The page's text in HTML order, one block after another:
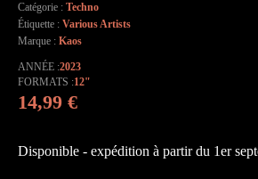
Catégorie : Techno
Étiquette : Various Artists
Marque : Kaos
ANNÉE 2023
FORMATS 12"
14,99 €
Disponible - expédition à partir du 1er